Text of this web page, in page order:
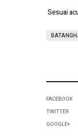
Sesuai
FACEBOOK
TWITTER
GOOGLE+